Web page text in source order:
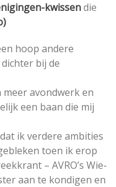
kwissendie
hoop andere
bij de
avondwerk en
een baan die mij
ik verdere ambities
toen ik erop
– AVRO’s Wie-
aan te kondigen en